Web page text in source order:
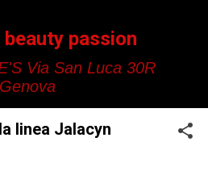
beauty passion
Via San Luca 30R
Genova
linea Jalacyn